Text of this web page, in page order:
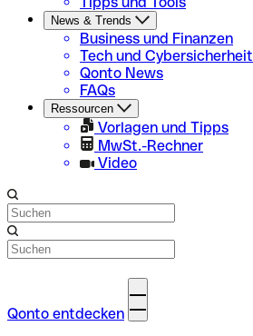
News & Trends
Business und Finanzen
Tech und Cybersicherheit
Qonto News
FAQs
Ressourcen
Vorlagen und Tipps
MwSt.-Rechner
Video
Qonto entdecken